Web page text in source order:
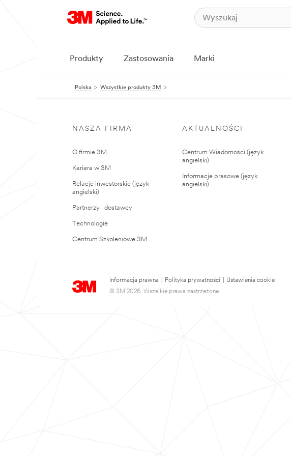
Produkty Zastosowania Marki
Polska Wszystkie produkty 3M
NASZA FIRMA
O firmie 3M
Kariera w 3M
Relacje inwestorskie (język
angielski)
Partnerzy i dostawcy
Technologie
Centrum Szkoleniowe 3M
AKTUALNOŚCI
Centrum Wiadomości (język
angielski)
Informacje prasowe (język
angielski)
Informacja prawna Polityka prywatności
Ustawienia cookie
© 3M 2026. Wszelkie prawa zastrzeżone.